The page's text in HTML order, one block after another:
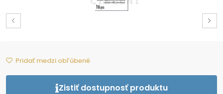
Pridať medzi obľúbené
Zistiť dostupnosť produktu